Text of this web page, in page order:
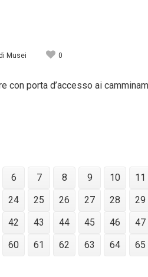
Musei 0
con porta d’accesso ai
6 7 8 9 10 11
24 25 26 27 28 29
42 43 44 45 46 47
60 61 62 63 64 65